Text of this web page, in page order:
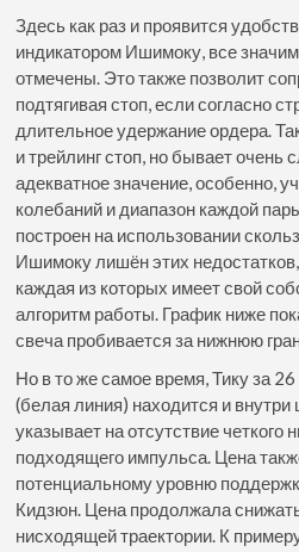
Здесь как раз и проявится
индикатором Ишимоку, все
отмечены. Это также позволит
подтягивая стоп, если согласно
длительное удержание ордера.
и трейлинг стоп, но бывает очень
адекватное значение, особенно,
колебаний и диапазон каждой
построен на использовании
Ишимоку лишён этих недостатков,
каждая из которых имеет свой
алгоритм работы. График ниже
свеча пробивается за нижнюю
Но в то же самое время, Тику за
(белая линия) находится и внутри
указывает на отсутствие четкого
подходящего импульса. Цена
потенциальному уровню
Кидзюн. Цена продолжала
нисходящей траектории. К